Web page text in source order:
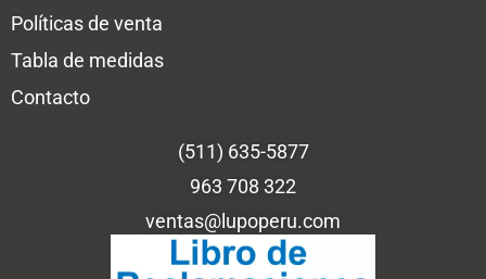
Políticas de venta
Tabla de medidas
Contacto
(511) 635-5877
963 708 322
ventas@lupoperu.com